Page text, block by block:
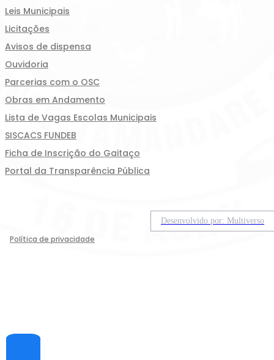
Leis Municipais
Licitações
Avisos de dispensa
Ouvidoria
Parcerias com o OSC
Obras em Andamento
Lista de Vagas Escolas Municipais
SISCACS FUNDEB
Ficha de Inscrição do Gaitaço
Portal da Transparência Pública
Política de privacidade
Desenvolvido por: Multiverso